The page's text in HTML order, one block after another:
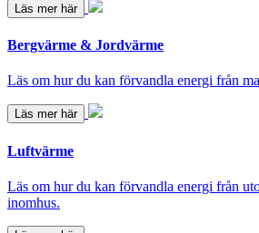
Läs mer här
Bergvärme & Jordvärme
Läs om hur du kan förvandla energi från
Läs mer här
Luftvärme
Läs om hur du kan förvandla energi från
inomhus.